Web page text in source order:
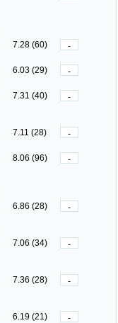
7.28 (60)
-
6.03 (29)
-
7.31 (40)
-
7.11 (28)
-
8.06 (96)
-
6.86 (28)
-
7.06 (34)
-
7.36 (28)
-
6.19 (21)
-